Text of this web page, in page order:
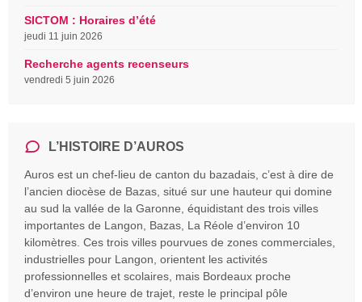
SICTOM : Horaires d’été
jeudi 11 juin 2026
Recherche agents recenseurs
vendredi 5 juin 2026
L’HISTOIRE D’AUROS
Auros est un chef-lieu de canton du bazadais, c’est à dire de
l’ancien diocèse de Bazas, situé sur une hauteur qui domine
au sud la vallée de la Garonne, équidistant des trois villes
importantes de Langon, Bazas, La Réole d’environ 10
kilomètres. Ces trois villes pourvues de zones commerciales,
industrielles pour Langon, orientent les activités
professionnelles et scolaires, mais Bordeaux proche
d’environ une heure de trajet, reste le principal pôle